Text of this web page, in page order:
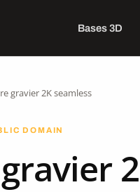
Bases 3D
gravier 2K seamless
DOMAIN